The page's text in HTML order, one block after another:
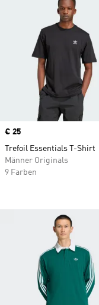
Price
€ 25
Trefoil Essentials T-Shirt
Männer Originals
9 Farben